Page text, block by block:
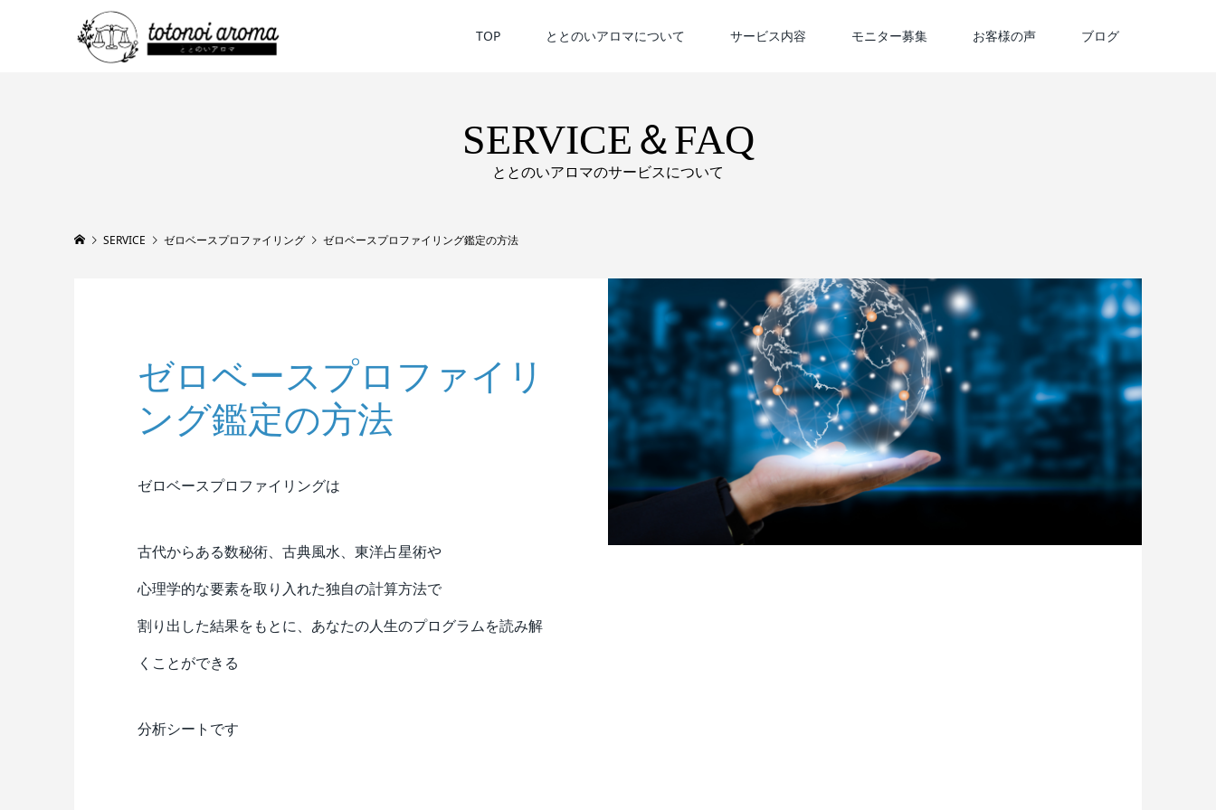
TOP ととのいアロマについて サービス内容 モニター募集 お客様の声 ブログ
SERVICE＆FAQ
ととのいアロマのサービスについて
SERVICE ゼロベースプロファイリング ゼロベースプロファイリング鑑定の方法
ゼロベースプロファイリ
ング鑑定の方法
ゼロベースプロファイリングは
古代からある数秘術、古典風水、東洋占星術や
心理学的な要素を取り入れた独自の計算方法で
割り出した結果をもとに、あなたの人生のプログラムを読み解
くことができる
分析シートです